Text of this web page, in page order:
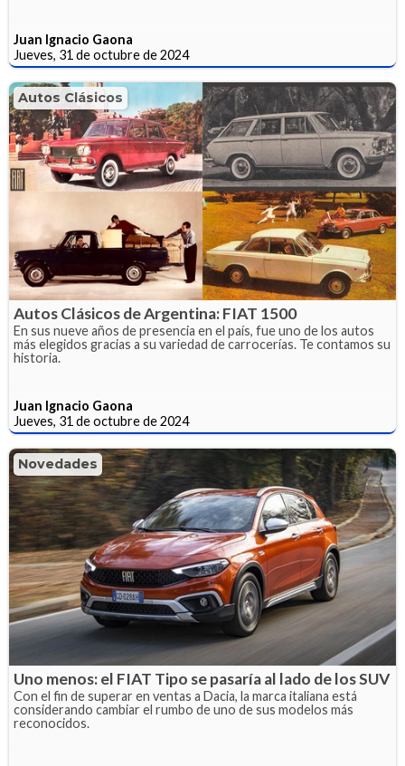
Juan Ignacio Gaona
Jueves, 31 de octubre de 2024
Autos Clásicos
Autos Clásicos de Argentina: FIAT 1500
En sus nueve años de presencia en el país, fue uno de los autos
más elegidos gracias a su variedad de carrocerías. Te contamos su
historia.
Juan Ignacio Gaona
Jueves, 31 de octubre de 2024
Novedades
Uno menos: el FIAT Tipo se pasaría al lado de los SUV
Con el fin de superar en ventas a Dacia, la marca italiana está
considerando cambiar el rumbo de uno de sus modelos más
reconocidos.